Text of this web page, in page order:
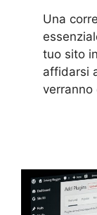
Una
tuo sito
affidarsi